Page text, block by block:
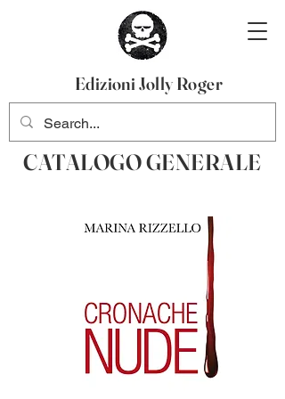
Edizioni Jolly Roger
CATALOGO GENERALE